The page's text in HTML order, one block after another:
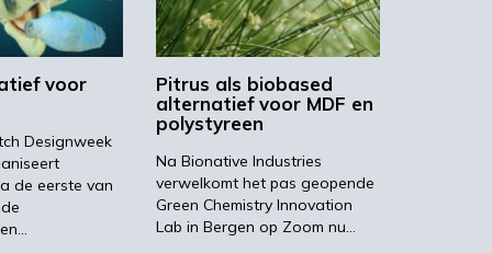
02:19
STRONGBIONET verbindt
Europese newerken bio-
economie
voor
Designweek
de eerste van
Pitrus als biobased
alternatief voor MDF en
polystyreen
Na Bionative Industries
verwelkomt het pas geopende
Green Chemistry Innovation
Lab in Bergen op Zoom nu…